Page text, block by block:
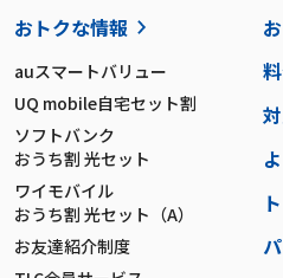
おトクな情報
auスマートバリュー
UQ mobile自宅セット割
ソフトバンク
おうち割 光セット
ワイモバイル
おうち割 光セット（A）
お友達紹介制度